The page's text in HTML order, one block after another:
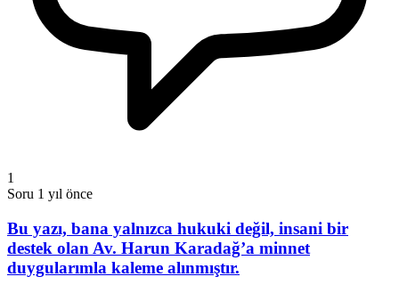
1
Soru 1 yıl önce
Bu yazı, bana yalnızca hukuki değil, insani bir
destek olan Av. Harun Karadağ’a minnet
duygularımla kaleme alınmıştır.